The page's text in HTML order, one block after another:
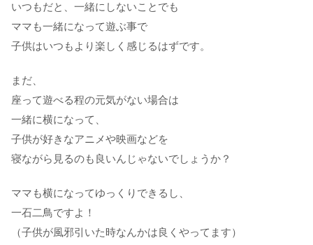
いつもだと、一緒にしないことでも
ママも一緒になって遊ぶ事で
子供はいつもより楽しく感じるはずです。
まだ、
座って遊べる程の元気がない場合は
一緒に横になって、
子供が好きなアニメや映画などを
寝ながら見るのも良いんじゃないでしょうか？
ママも横になってゆっくりできるし、
一石二鳥ですよ！
（子供が風邪引いた時なんかは良くやってます）